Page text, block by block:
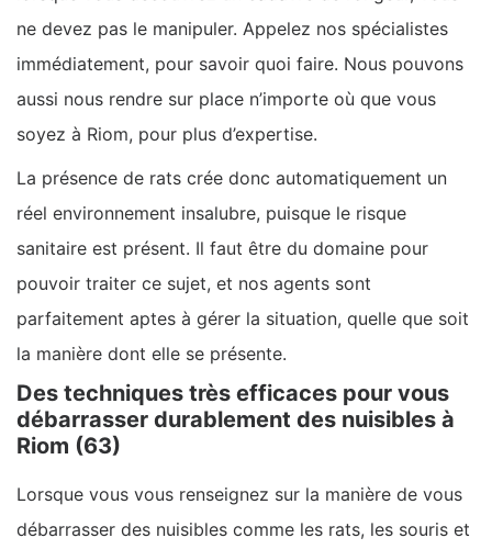
ne devez pas le manipuler. Appelez nos spécialistes
immédiatement, pour savoir quoi faire. Nous pouvons
aussi nous rendre sur place n’importe où que vous
soyez à Riom, pour plus d’expertise.
La présence de rats crée donc automatiquement un
réel environnement insalubre, puisque le risque
sanitaire est présent. Il faut être du domaine pour
pouvoir traiter ce sujet, et nos agents sont
parfaitement aptes à gérer la situation, quelle que soit
la manière dont elle se présente.
Des techniques très efficaces pour vous
débarrasser durablement des nuisibles à
Riom (63)
Lorsque vous vous renseignez sur la manière de vous
débarrasser des nuisibles comme les rats, les souris et